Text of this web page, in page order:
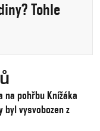
Tohle
na pohřbu Knížáka
vysvobozen z